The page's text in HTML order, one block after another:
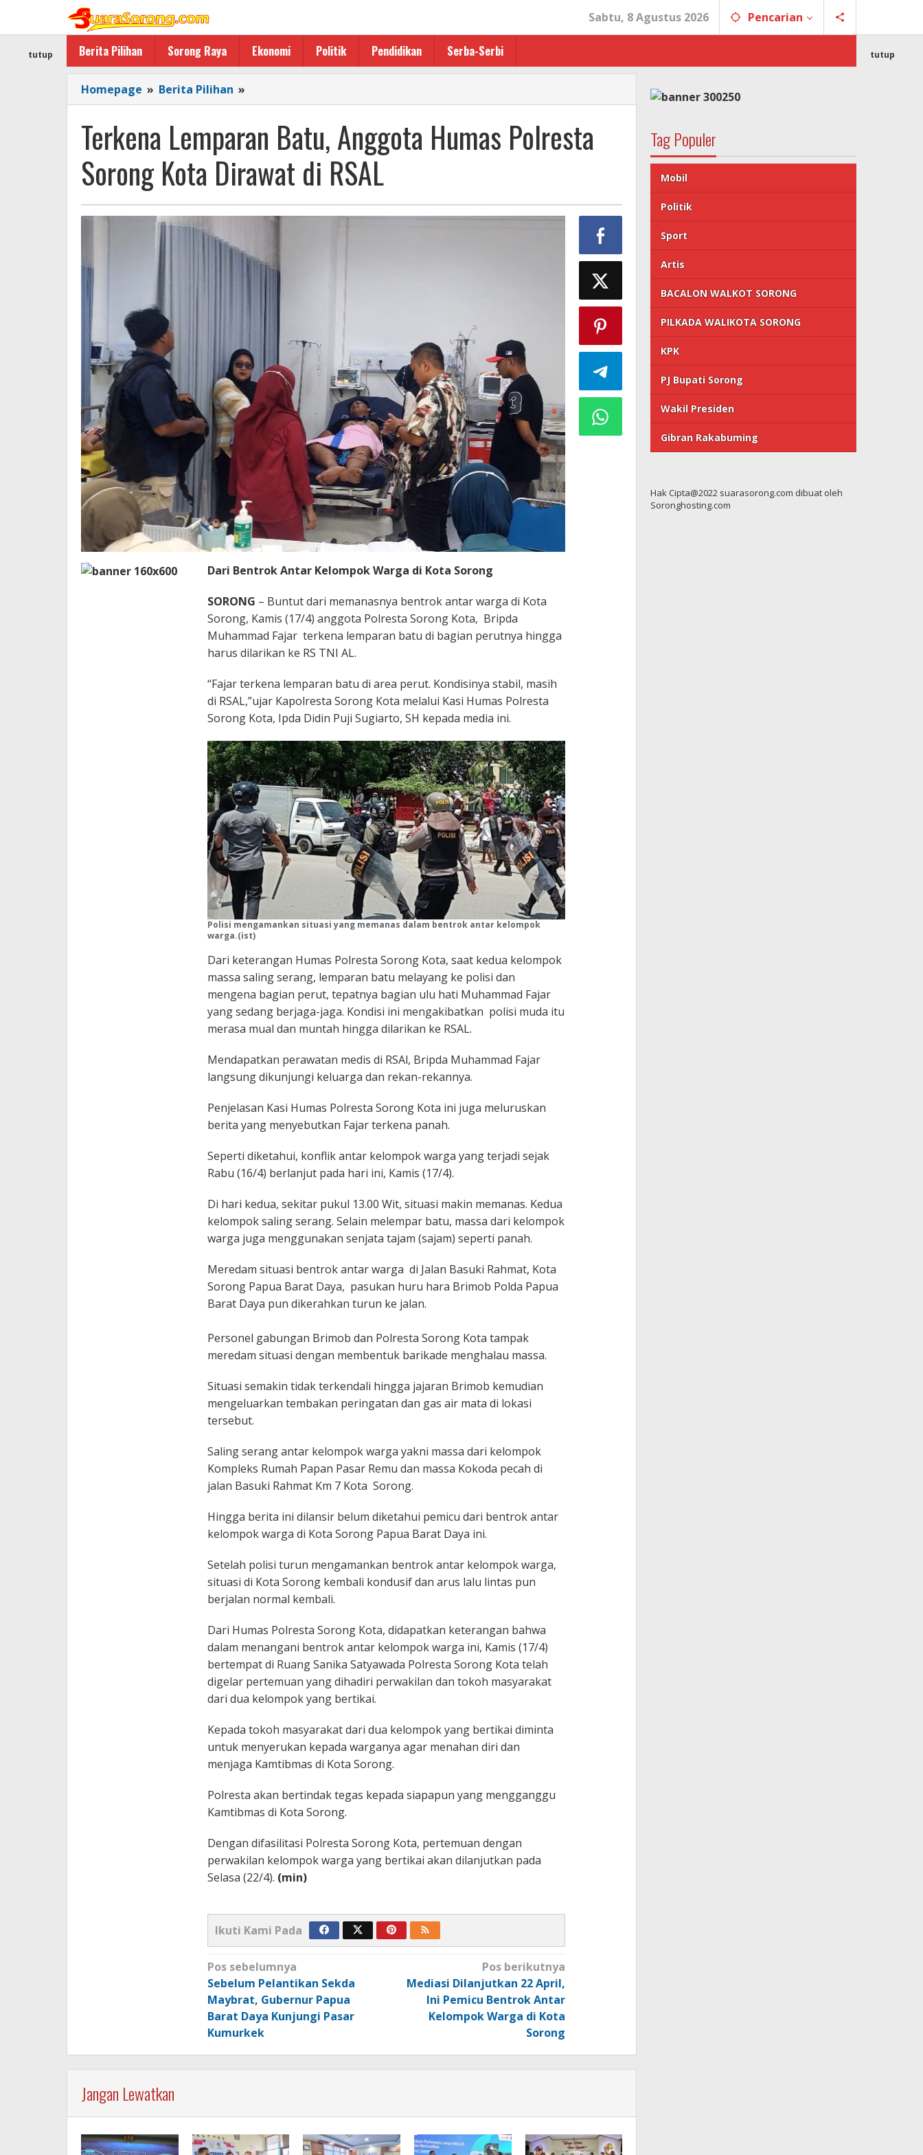
Sabtu, 8 Agustus 2026 Pencarian
Berita Pilihan Sorong Raya Ekonomi Politik Pendidikan Serba-Serbi
tutup tutup
Homepage » Berita Pilihan »
Lemparan
Anggota
Humas
Polresta
Sorong
Kota
Dirawat
RSAL
Terkena Lemparan Batu, Anggota Humas Polresta
Sorong Kota Dirawat di RSAL
Dari Bentrok Antar Kelompok Warga di Kota Sorong
SORONG – Buntut dari memanasnya bentrok antar warga di Kota
Sorong, Kamis (17/4) anggota Polresta Sorong Kota, Bripda
Muhammad Fajar terkena lemparan batu di bagian perutnya hingga
harus dilarikan ke RS TNI AL.
“Fajar terkena lemparan batu di area perut. Kondisinya stabil, masih
di RSAL,”ujar Kapolresta Sorong Kota melalui Kasi Humas Polresta
Sorong Kota, Ipda Didin Puji Sugiarto, SH kepada media ini.
Polisi mengamankan situasi yang memanas dalam bentrok antar kelompok
warga.(ist)
Dari keterangan Humas Polresta Sorong Kota, saat kedua kelompok
massa saling serang, lemparan batu melayang ke polisi dan
mengena bagian perut, tepatnya bagian ulu hati Muhammad Fajar
yang sedang berjaga-jaga. Kondisi ini mengakibatkan polisi muda itu
merasa mual dan muntah hingga dilarikan ke RSAL.
Mendapatkan perawatan medis di RSAl, Bripda Muhammad Fajar
langsung dikunjungi keluarga dan rekan-rekannya.
Penjelasan Kasi Humas Polresta Sorong Kota ini juga meluruskan
berita yang menyebutkan Fajar terkena panah.
Seperti diketahui, konflik antar kelompok warga yang terjadi sejak
Rabu (16/4) berlanjut pada hari ini, Kamis (17/4).
Di hari kedua, sekitar pukul 13.00 Wit, situasi makin memanas. Kedua
kelompok saling serang. Selain melempar batu, massa dari kelompok
warga juga menggunakan senjata tajam (sajam) seperti panah.
Meredam situasi bentrok antar warga di Jalan Basuki Rahmat, Kota
Sorong Papua Barat Daya, pasukan huru hara Brimob Polda Papua
Barat Daya pun dikerahkan turun ke jalan.
Personel gabungan Brimob dan Polresta Sorong Kota tampak
meredam situasi dengan membentuk barikade menghalau massa.
Situasi semakin tidak terkendali hingga jajaran Brimob kemudian
mengeluarkan tembakan peringatan dan gas air mata di lokasi
tersebut.
Saling serang antar kelompok warga yakni massa dari kelompok
Kompleks Rumah Papan Pasar Remu dan massa Kokoda pecah di
jalan Basuki Rahmat Km 7 Kota Sorong.
Hingga berita ini dilansir belum diketahui pemicu dari bentrok antar
kelompok warga di Kota Sorong Papua Barat Daya ini.
Setelah polisi turun mengamankan bentrok antar kelompok warga,
situasi di Kota Sorong kembali kondusif dan arus lalu lintas pun
berjalan normal kembali.
Dari Humas Polresta Sorong Kota, didapatkan keterangan bahwa
dalam menangani bentrok antar kelompok warga ini, Kamis (17/4)
bertempat di Ruang Sanika Satyawada Polresta Sorong Kota telah
digelar pertemuan yang dihadiri perwakilan dan tokoh masyarakat
dari dua kelompok yang bertikai.
Kepada tokoh masyarakat dari dua kelompok yang bertikai diminta
untuk menyerukan kepada warganya agar menahan diri dan
menjaga Kamtibmas di Kota Sorong.
Polresta akan bertindak tegas kepada siapapun yang mengganggu
Kamtibmas di Kota Sorong.
Dengan difasilitasi Polresta Sorong Kota, pertemuan dengan
perwakilan kelompok warga yang bertikai akan dilanjutkan pada
Selasa (22/4). (min)
Ikuti Kami Pada
Navigasi
pos
Pos sebelumnya
Sebelum Pelantikan Sekda
Maybrat, Gubernur Papua
Barat Daya Kunjungi Pasar
Kumurkek
Pos berikutnya
Mediasi Dilanjutkan 22 April,
Ini Pemicu Bentrok Antar
Kelompok Warga di Kota
Sorong
Jangan Lewatkan
Tag Populer
Mobil
Politik
Sport
Artis
BACALON WALKOT SORONG
PILKADA WALIKOTA SORONG
KPK
PJ Bupati Sorong
Wakil Presiden
Gibran Rakabuming
Hak Cipta@2022 suarasorong.com dibuat oleh
Soronghosting.com